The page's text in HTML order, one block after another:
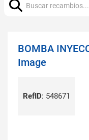
BOMBA
Image
RefID: 548671